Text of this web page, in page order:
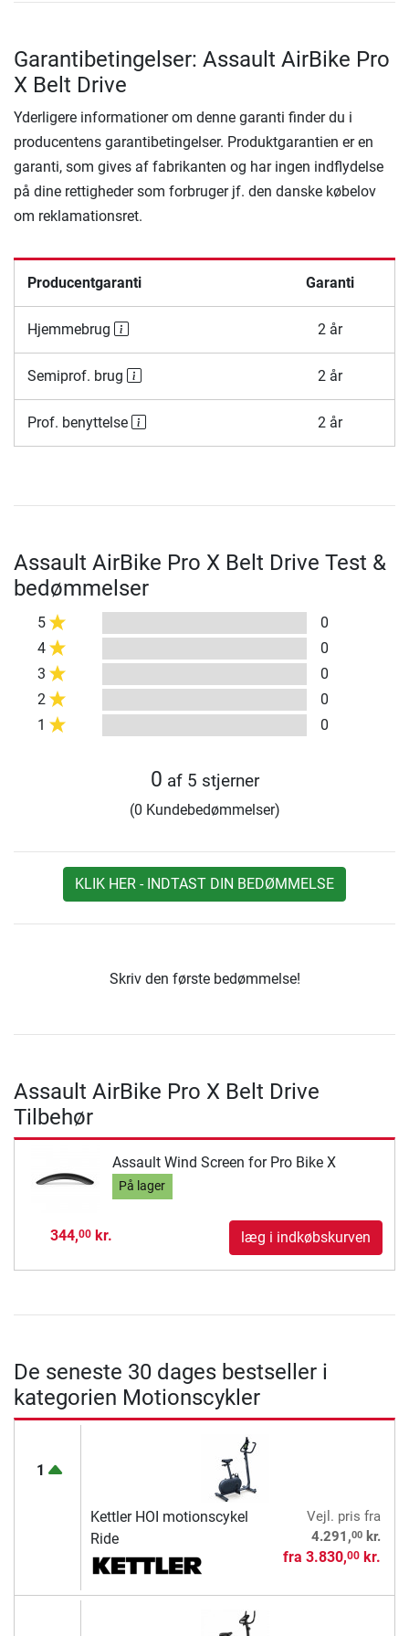
Garantibetingelser: Assault AirBike Pro
X Belt Drive
Yderligere informationer om denne garanti finder du i
producentens garantibetingelser. Produktgarantien er en
garanti, som gives af fabrikanten og har ingen indflydelse
på dine rettigheder som forbruger jf. den danske købelov
om reklamationsret.
Producentgaranti Garanti
Hjemmebrug 2 år
Semiprof. brug 2 år
Prof. benyttelse 2 år
Assault AirBike Pro X Belt Drive Test &
bedømmelser
5
0
4
0
3
0
2
0
1
0
0 af 5 stjerner
(0 Kundebedømmelser)
KLIK HER - INDTAST DIN BEDØMMELSE
Skriv den første bedømmelse!
Assault AirBike Pro X Belt Drive
Tilbehør
Assault Wind Screen for Pro Bike X
På lager
344,00kr. læg i indkøbskurven
De seneste 30 dages bestseller i
kategorien Motionscykler
1
Kettler HOI motionscykel
Ride
Vejl. pris fra
4.291,00kr.
fra 3.830,00kr.